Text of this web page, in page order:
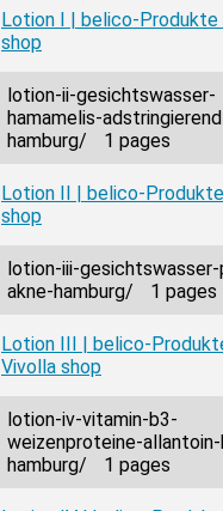
Lotion I | belico-Produkte
shop
lotion-ii-gesichtswasser-
hamamelis-
hamburg/
1 pages
Lotion II | belico-
shop
lotion-iii-
akne-hamburg/
1 pages
Lotion III | belico-
Vivolla shop
lotion-iv-vitamin-b3-
weizenproteine-
hamburg/
1 pages